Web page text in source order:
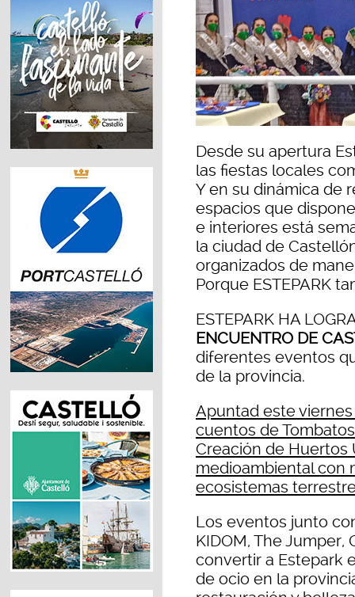
Desde su apertura
las fiestas locales
Y en su dinámica de
espacios que
e interiores está
la ciudad de
organizados de
Porque ESTEPARK
ESTEPARK HA
ENCUENTRO DE
diferentes eventos
de la provincia.
Apuntad este
cuentos de
Creación de Huertos
medioambiental con
ecosistemas
Los eventos junto
KIDOM, The Jumper,
convertir a Estepark
de ocio en la